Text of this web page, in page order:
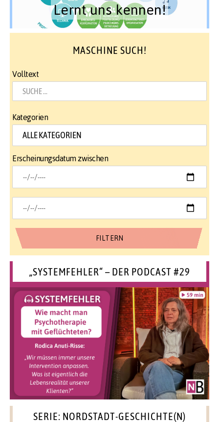
Lernt uns kennen!
MASCHINE SUCH!
Volltext
Kategorien
Erscheinungsdatum zwischen
„SYSTEMFEHLER“ – DER PODCAST #29
SERIE: NORDSTADT-GESCHICHTE(N)